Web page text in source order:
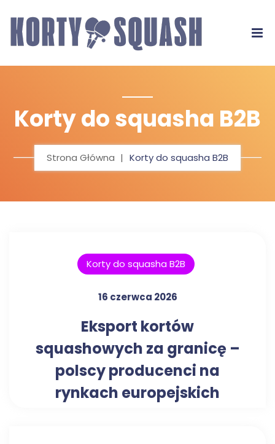
Korty do squasha B2B
Strona Główna Korty do squasha B2B
Korty do squasha B2B
16 czerwca 2026
Eksport kortów
squashowych za granicę –
polscy producenci na
rynkach europejskich